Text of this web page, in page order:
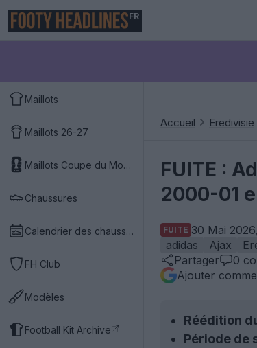
FR
Maillots
Maillots 26-27
Maillots Coupe du Monde 2026
Chaussures
Calendrier des chaussures
FH Club
Modèles
Football Kit Archive
Accueil Eredivisie
FUITE :
2000-01
FUITE 30 Mai
adidas
Ajax
Partager
0
Ajouter
Réédition
Période de